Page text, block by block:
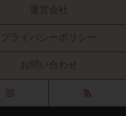
運営会社
プライバシーポリシー
お問い合わせ